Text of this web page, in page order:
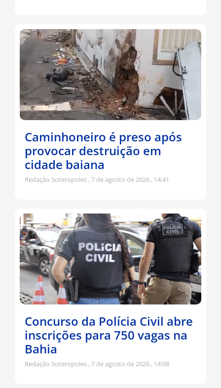
Caminhoneiro é preso após
provocar destruição em
cidade baiana
Redação Soteropoles 7 de agosto de 2026 14:41
Concurso da Polícia Civil abre
inscrições para 750 vagas na
Bahia
Redação Soteropoles 7 de agosto de 2026 14:08